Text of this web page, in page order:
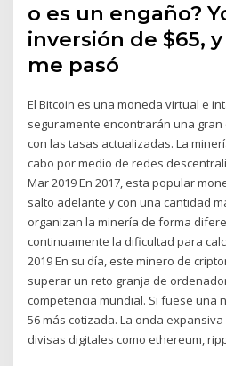
o es un engaño?
inversión de $65,
me pasó
El Bitcoin es una moneda virtual e
seguramente encontrarán una
con las tasas actualizadas. La
cabo por medio de redes
Mar 2019 En 2017, esta popular
salto adelante y con una cantidad
organizan la minería de forma
continuamente la dificultad para
2019 En su día, este minero de
superar un reto granja de
competencia mundial. Si fuese una
56 más cotizada. La onda
divisas digitales como ethereum,